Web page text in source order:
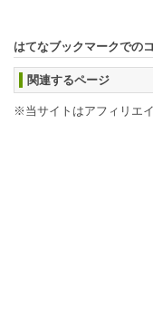
はてなブックマークでの
関連するページ
※当サイトはアフィリエ